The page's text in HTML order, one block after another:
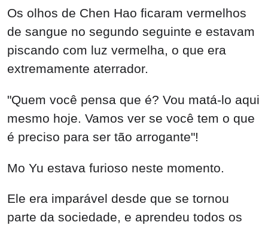
Os olhos de Chen Hao ficaram vermelhos
de sangue no segundo seguinte e estavam
piscando com luz vermelha, o que era
extremamente aterrador.
"Quem você pensa que é? Vou matá-lo aqui
mesmo hoje. Vamos ver se você tem o que
é preciso para ser tão arrogante"!
Mo Yu estava furioso neste momento.
Ele era imparável desde que se tornou
parte da sociedade, e aprendeu todos os